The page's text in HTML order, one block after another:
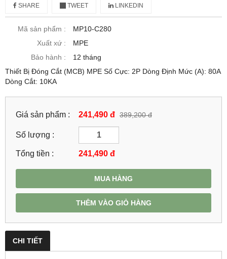
SHARE TWEET LINKEDIN
Mã sản phẩm :
MP10-C280
Xuất xứ :
MPE
Bảo hành :
12 tháng
Thiết Bị Đóng Cắt (MCB) MPE Số Cực: 2P Dòng Định Mức (A): 80A
Dòng Cắt: 10KA
Giá sản phẩm : 241,490 đ 389,200 đ
Số lượng :
Tổng tiền : 241,490 đ
MUA HÀNG
THÊM VÀO GIỎ HÀNG
CHI TIẾT